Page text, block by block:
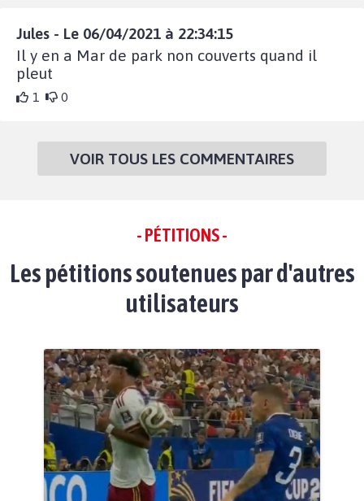
Jules - Le 06/04/2021 à 22:34:15
Il y en a Mar de park non couverts quand il
pleut
1 0
VOIR TOUS LES COMMENTAIRES
- PÉTITIONS -
Les pétitions soutenues par d'autres
utilisateurs